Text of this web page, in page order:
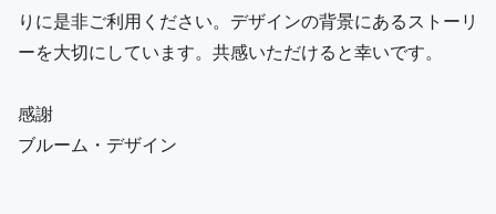
りに是非ご利用ください。デザインの背景にあるストーリ
ーを大切にしています。共感いただけると幸いです。
感謝
ブルーム・デザイン